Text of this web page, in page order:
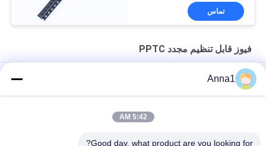
تماس
فیوز قابل تنظیم مجدد PPTC
سنسور یکپارچه دما و فشار منیفولد ورودی خودرو قابل بازنشانی
US Tech 0603 0805 SMD نوع PTC قابلیت تنظیم مجدد فیوز 0.04A
Anna1
5:42 AM
Good day, what product are you looking for?